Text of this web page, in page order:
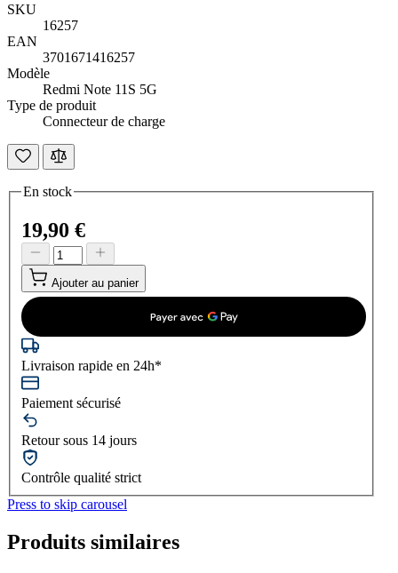
SKU
16257
EAN
3701671416257
Modèle
Redmi Note 11S 5G
Type de produit
Connecteur de charge
En stock
19,90 €
Ajouter au panier
Livraison rapide en 24h*
Paiement sécurisé
Retour sous 14 jours
Contrôle qualité strict
Press to skip carousel
Produits similaires